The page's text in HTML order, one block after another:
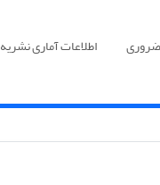
اطلاعات آماری نشریه